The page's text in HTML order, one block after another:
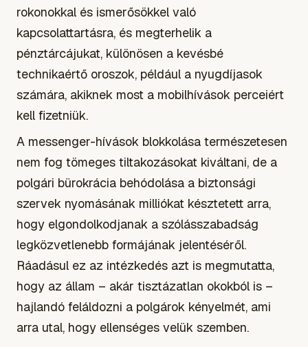
rokonokkal és ismerősökkel való
kapcsolattartásra, és megterhelik a
pénztárcájukat, különösen a kevésbé
technikaértő oroszok, például a nyugdíjasok
számára, akiknek most a mobilhívások perceiért
kell fizetniük.
A messenger-hívások blokkolása természetesen
nem fog tömeges tiltakozásokat kiváltani, de a
polgári bürokrácia behódolása a biztonsági
szervek nyomásának milliókat késztetett arra,
hogy elgondolkodjanak a szólásszabadság
legközvetlenebb formájának jelentéséről.
Ráadásul ez az intézkedés azt is megmutatta,
hogy az állam – akár tisztázatlan okokból is –
hajlandó feláldozni a polgárok kényelmét, ami
arra utal, hogy ellenséges velük szemben.